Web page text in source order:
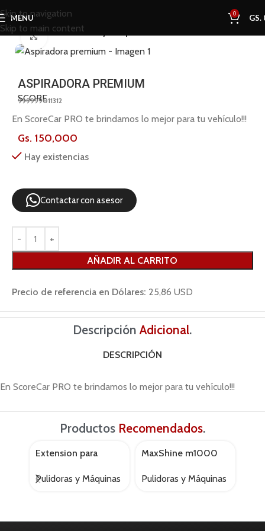
Skip to navigation
Skip to main content
MENU 0 GS.
Inicio Tienda Pulidoras y Máquinas
Click to enlarge
ASPIRADORA PREMIUM
SCORE
999999011312
En ScoreCar PRO te brindamos lo mejor para tu vehículo!!!
Gs. 150,000
Hay existencias
Contactar con asesor
AÑADIR AL CARRITO
Precio de referencia en Dólares: 25,86 USD
DescripciónAdicional.
DESCRIPCIÓN
En ScoreCar PRO te brindamos lo mejor para tu vehículo!!!
Productos Recomendados.
AGOTADO
Extension para
Pulidoras y Máquinas
AGOTADO
MaxShine m1000
Pulidoras y Máquinas